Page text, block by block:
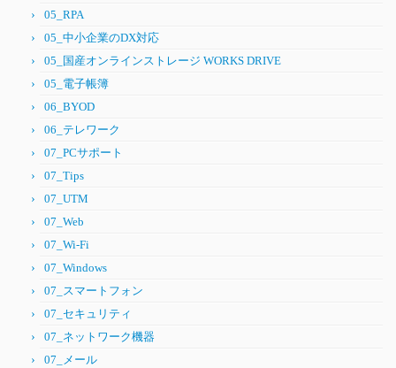
05_RPA
05_中小企業のDX対応
05_国産オンラインストレージ WORKS DRIVE
05_電子帳簿
06_BYOD
06_テレワーク
07_PCサポート
07_Tips
07_UTM
07_Web
07_Wi-Fi
07_Windows
07_スマートフォン
07_セキュリティ
07_ネットワーク機器
07_メール